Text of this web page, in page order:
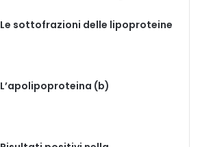
Le sottofrazioni delle lipoproteine
L’apolipoproteina (b)